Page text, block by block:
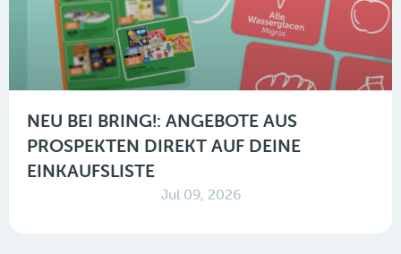
NEU BEI BRING!: ANGEBOTE AUS
PROSPEKTEN DIREKT AUF DEINE
EINKAUFSLISTE
Jul 09, 2026